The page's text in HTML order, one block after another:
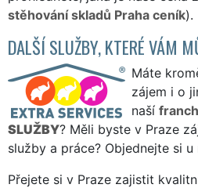
stěhování skladů Praha ceník).
DALŠÍ SLUŽBY, KTERÉ VÁM
Máte
zájem i o
naší
SLUŽBY? Měli byste v Praze
služby a práce? Objednejte si u
Přejete si v Praze zajistit